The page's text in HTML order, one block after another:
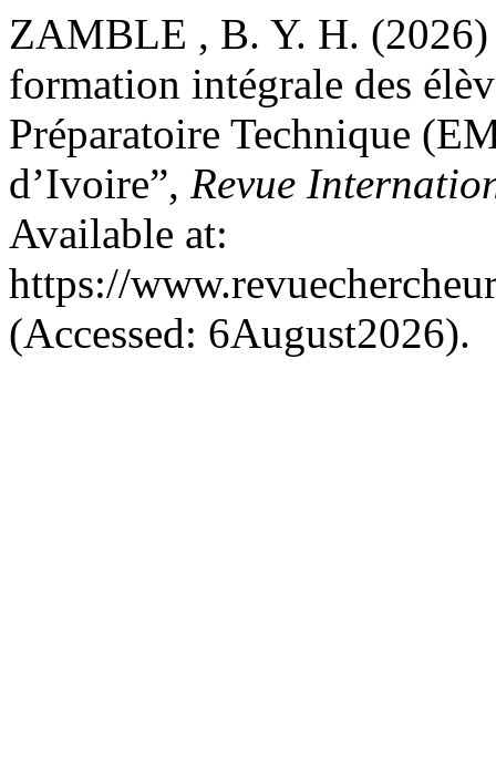
ZAMBLE , B. Y. H. (2026)
formation intégrale des
Préparatoire Technique
d’Ivoire”, Revue
Available at:
https://
(Accessed: 6August2026).